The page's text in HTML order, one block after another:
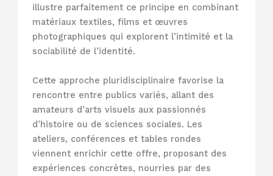
illustre parfaitement ce principe en combinant
matériaux textiles, films et œuvres
photographiques qui explorent l’intimité et la
sociabilité de l’identité.
Cette approche pluridisciplinaire favorise la
rencontre entre publics variés, allant des
amateurs d’arts visuels aux passionnés
d’histoire ou de sciences sociales. Les
ateliers, conférences et tables rondes
viennent enrichir cette offre, proposant des
expériences concrètes, nourries par des